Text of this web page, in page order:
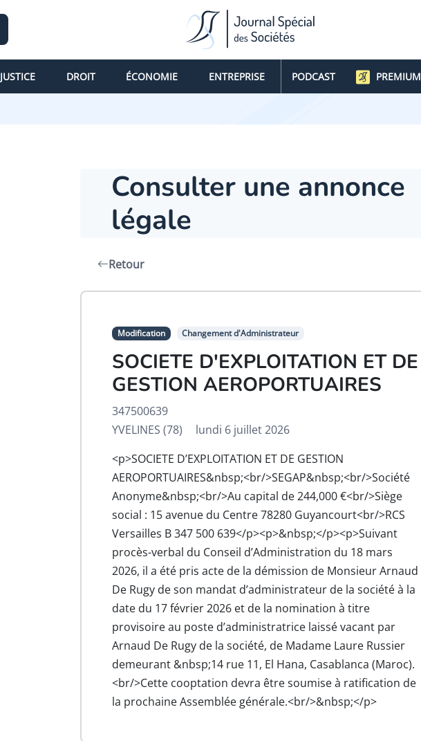
JUSTICE DROIT ÉCONOMIE ENTREPRISE PODCAST PREMIUM
Consulter une annonce
légale
Retour
Modification Changement d'Administrateur
SOCIETE D'EXPLOITATION ET DE
GESTION AEROPORTUAIRES
347500639
YVELINES (78)
lundi 6 juillet 2026
<p>SOCIETE D’EXPLOITATION ET DE GESTION
AEROPORTUAIRES&nbsp;<br/>SEGAP&nbsp;<br/>Société
Anonyme&nbsp;<br/>Au capital de 244,000 €<br/>Siège
social : 15 avenue du Centre 78280 Guyancourt<br/>RCS
Versailles B 347 500 639</p><p>&nbsp;</p><p>Suivant
procès-verbal du Conseil d’Administration du 18 mars
2026, il a été pris acte de la démission de Monsieur Arnaud
De Rugy de son mandat d’administrateur de la société à la
date du 17 février 2026 et de la nomination à titre
provisoire au poste d’administratrice laissé vacant par
Arnaud De Rugy de la société, de Madame Laure Russier
demeurant &nbsp;14 rue 11, El Hana, Casablanca (Maroc).
<br/>Cette cooptation devra être soumise à ratification de
la prochaine Assemblée générale.<br/>&nbsp;</p>